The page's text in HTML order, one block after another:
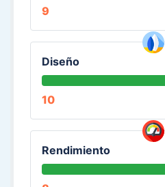
9
Diseño
10
Rendimiento